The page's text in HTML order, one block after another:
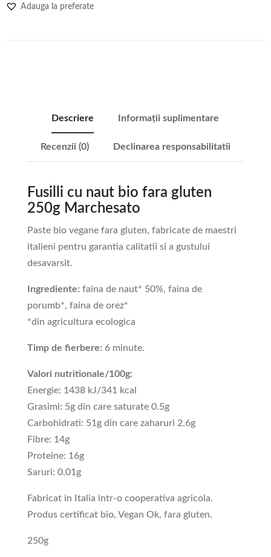
Adauga la preferate
Descriere Informații suplimentare
Recenzii (0) Declinarea responsabilitatii
Fusilli cu naut bio fara gluten
250g Marchesato
Paste bio vegane fara gluten, fabricate de maestri
italieni pentru garantia calitatii si a gustului
desavarsit.
Ingrediente: faina de naut* 50%, faina de
porumb*, faina de orez*
*din agricultura ecologica
Timp de fierbere: 6 minute.
Valori nutritionale/100g:
Energie: 1438 kJ/341 kcal
Grasimi: 5g din care saturate 0.5g
Carbohidrati: 51g din care zaharuri 2.6g
Fibre: 14g
Proteine: 16g
Saruri: 0.01g
Fabricat in Italia intr-o cooperativa agricola.
Produs certificat bio, Vegan Ok, fara gluten.
250g